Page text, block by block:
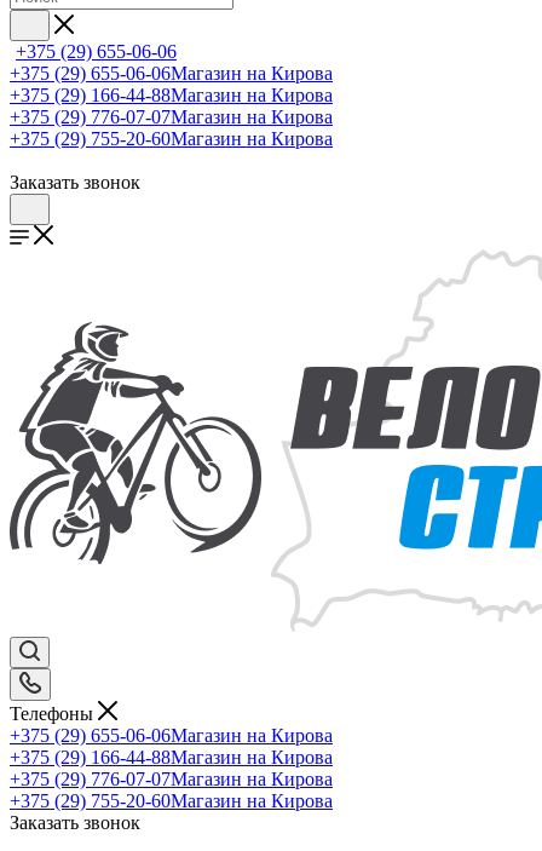
+375 (29) 655-06-06
+375 (29) 655-06-06Магазин на Кирова
+375 (29) 166-44-88Магазин на Кирова
+375 (29) 776-07-07Магазин на Кирова
+375 (29) 755-20-60Магазин на Кирова
Заказать звонок
Телефоны
+375 (29) 655-06-06Магазин на Кирова
+375 (29) 166-44-88Магазин на Кирова
+375 (29) 776-07-07Магазин на Кирова
+375 (29) 755-20-60Магазин на Кирова
Заказать звонок